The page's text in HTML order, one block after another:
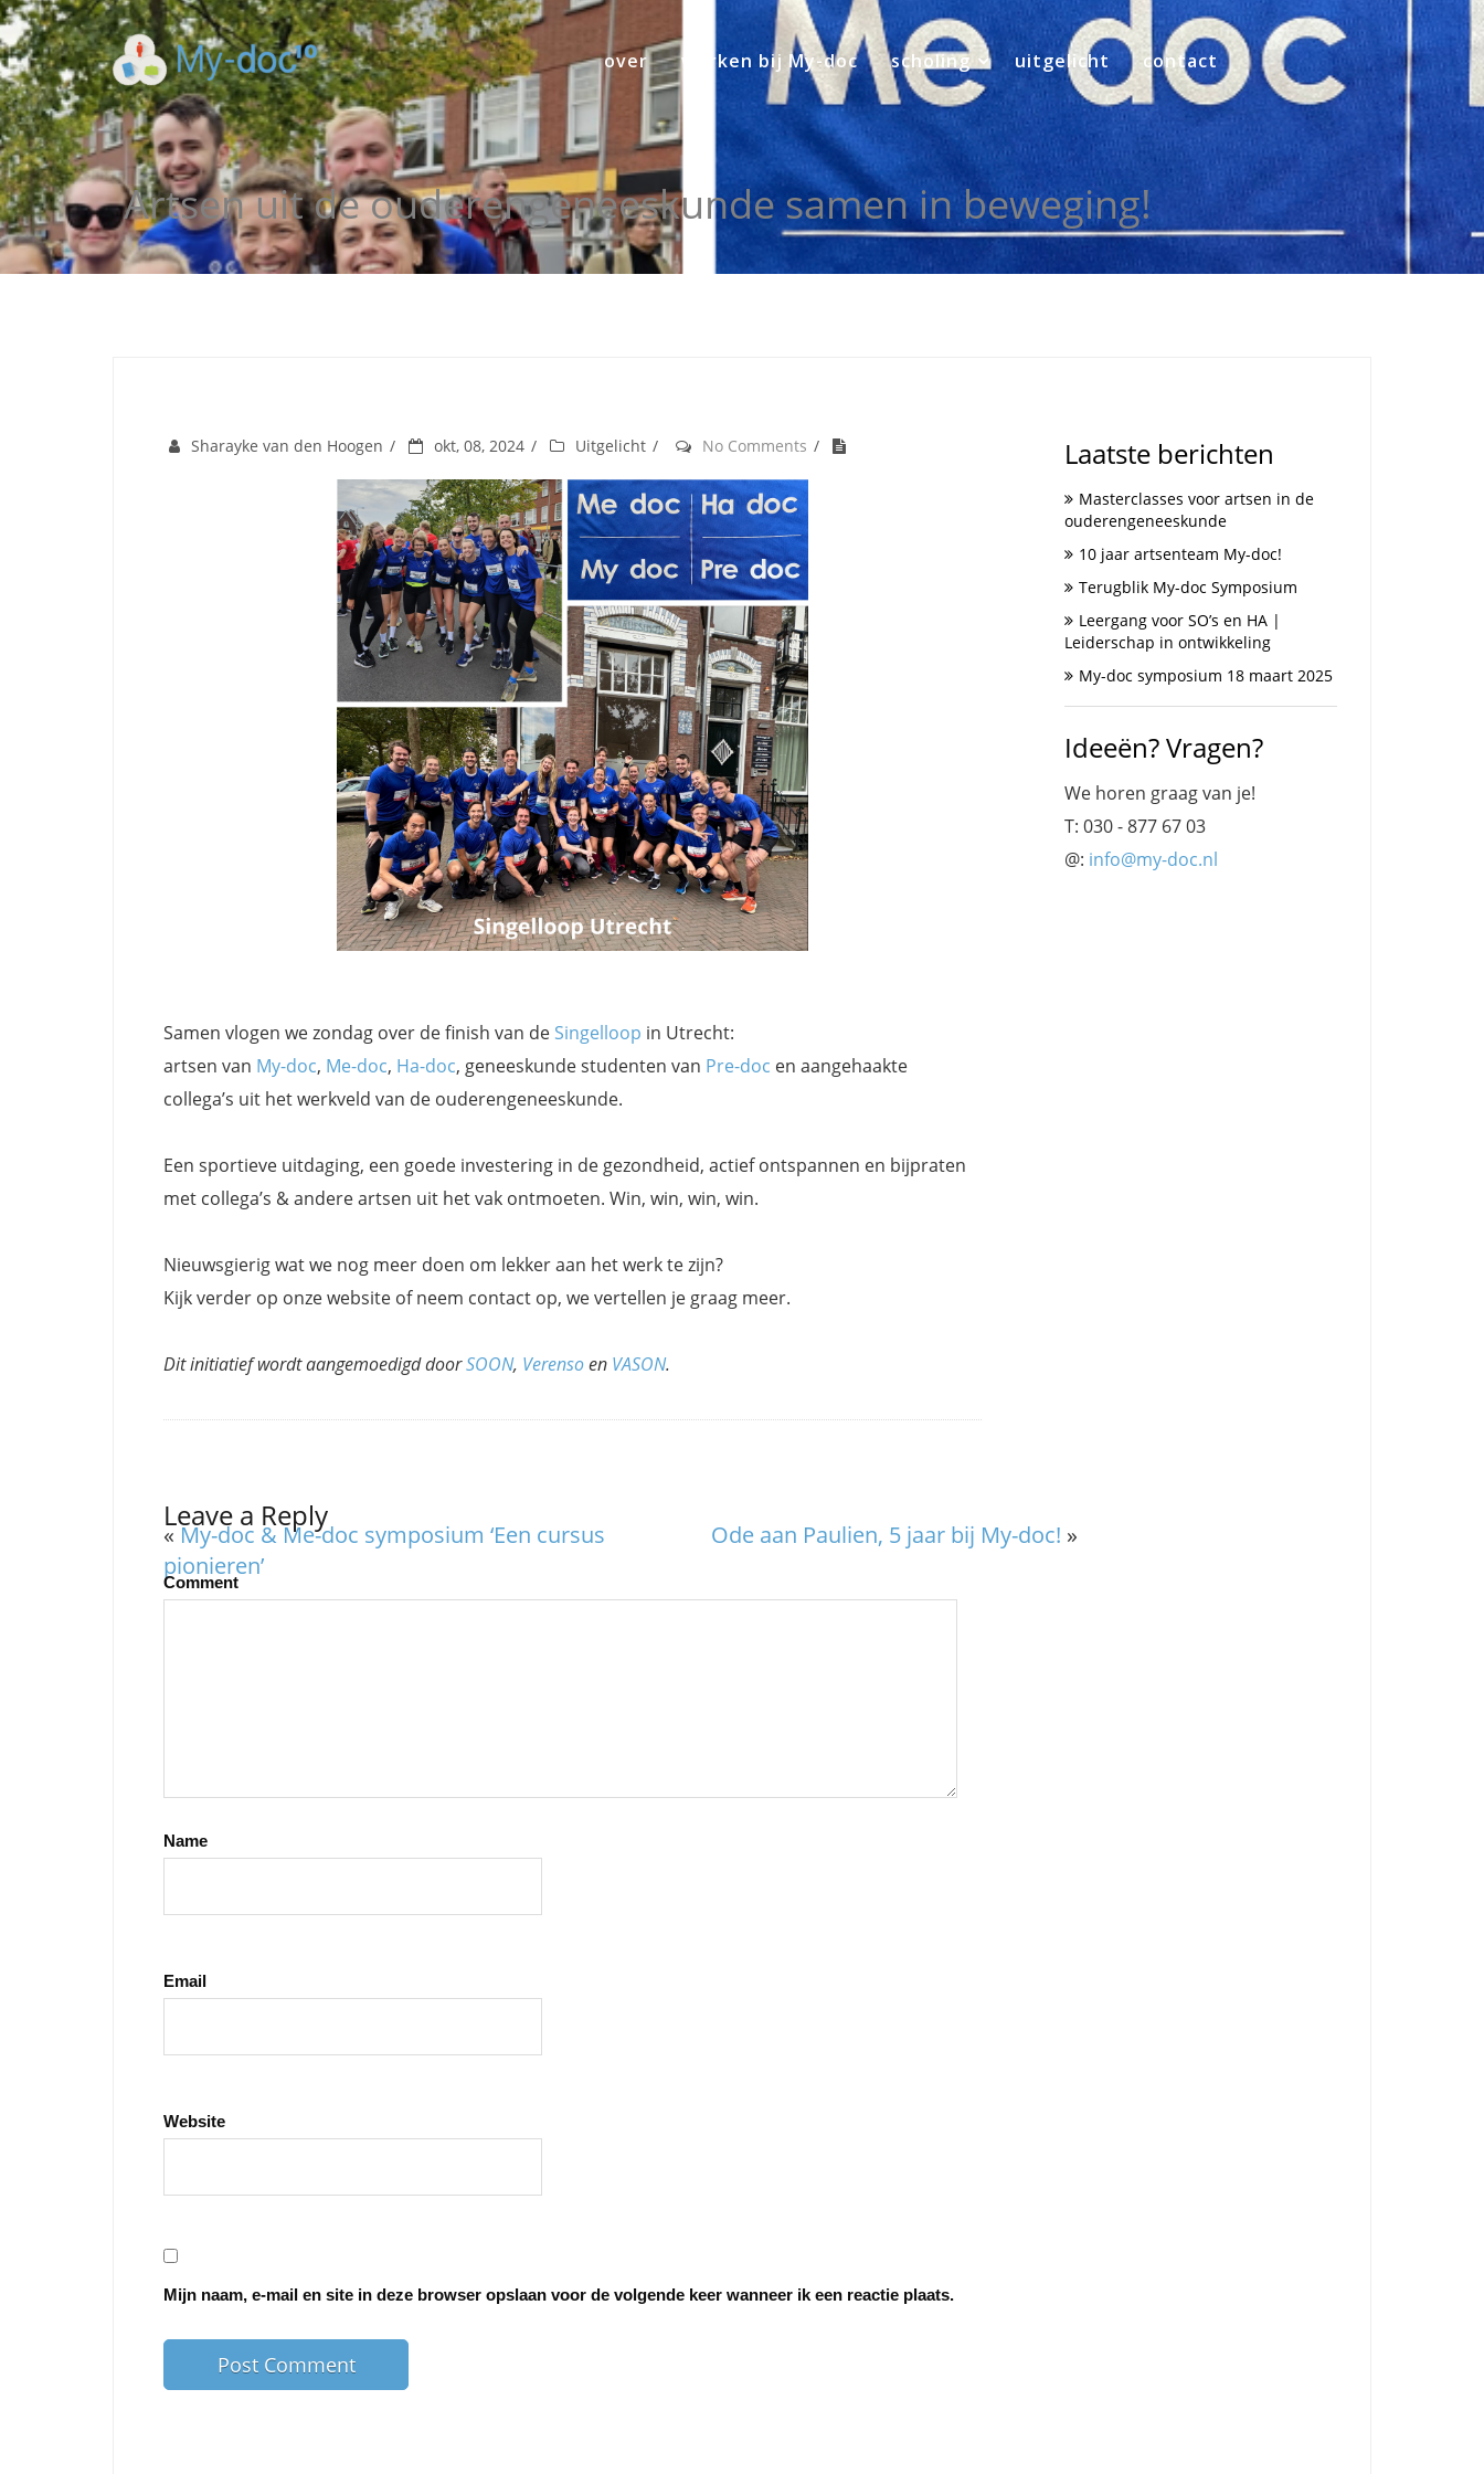
over werken bij My-doc scholing uitgelicht contact
Artsen uit de ouderengeneeskunde samen in beweging!
Sharayke van den Hoogen okt, 08, 2024 Uitgelicht No Comments
Samen vlogen we zondag over de finish van de Singelloop in Utrecht:
artsen van My-doc, Me-doc, Ha-doc, geneeskunde studenten van Pre-doc en aangehaakte
collega’s uit het werkveld van de ouderengeneeskunde.
Een sportieve uitdaging, een goede investering in de gezondheid, actief ontspannen en bijpraten
met collega’s & andere artsen uit het vak ontmoeten. Win, win, win, win.
Nieuwsgierig wat we nog meer doen om lekker aan het werk te zijn?
Kijk verder op onze website of neem contact op, we vertellen je graag meer.
Dit initiatief wordt aangemoedigd doorSOON, Verensoen VASON.
«My-doc & Me-doc symposium ‘Een cursus
pionieren’
Ode aan Paulien, 5 jaar bij My-doc! »
Leave a Reply
Comment
Name
Email
Website
Mijn naam, e-mail en site in deze browser opslaan voor de volgende keer wanneer ik een reactie plaats.
Laatste berichten
Masterclasses voor artsen in de
ouderengeneeskunde
10 jaar artsenteam My-doc!
Terugblik My-doc Symposium
Leergang voor SO’s en HA |
Leiderschap in ontwikkeling
My-doc symposium 18 maart 2025
Ideeën? Vragen?
We horen graag van je!
T: 030 - 877 67 03
@: info@my-doc.nl